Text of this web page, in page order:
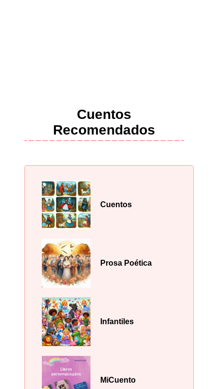
Cuentos
Recomendados
Cuentos
Prosa Poética
Infantiles
MiCuento